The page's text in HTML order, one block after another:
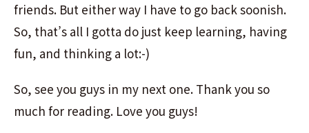
friends. But either way I have to go back soonish.
So, that’s all I gotta do just keep learning, having
fun, and thinking a lot:-)
So, see you guys in my next one. Thank you so
much for reading. Love you guys!